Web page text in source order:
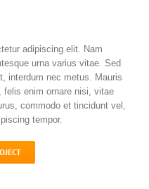
adipiscing elit. Nam
urna varius vitae. Sed
interdum nec metus. Mauris
enim ornare nisi, vitae
commodo et tincidunt vel,
tempor.